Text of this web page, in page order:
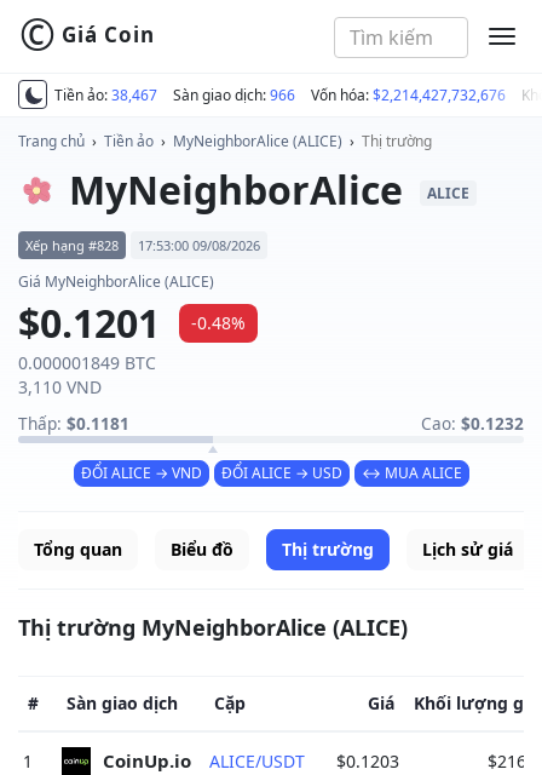
Tiền ảo:38,467 Sàn giao dịch:966 Vốn hóa:$2,214,427,732,676
© Giá Coin
Trang chủ › Tiền ảo › MyNeighborAlice (ALICE) › Thị trường
MyNeighborAlice ALICE
Xếp hạng #828 17:53:00 09/08/2026
Giá MyNeighborAlice (ALICE)
$0.1201
-0.48%
0.000001849 BTC
3,110 VND
Thấp: $0.1181 Cao: $0.1232
ĐỔI ALICE → VND ĐỔI ALICE → USD ↔ MUA ALICE
Tổng quan Biểu đồ Thị trường Lịch sử giá
Thị trường MyNeighborAlice (ALICE)
# Sàn giao dịch Cặp Giá Khối lượng
1 CoinUp.io ALICE/USDT $0.1203